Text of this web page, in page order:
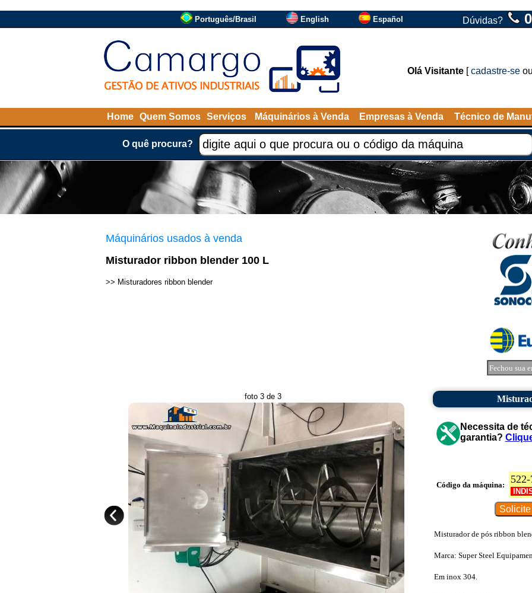
Português/Brasil English Español Dúvidas?
Olá Visitante [cadastre-se ou
Home Quem Somos Serviços Máquinários à Venda Empresas à Venda Técnico de
O quê procura?
Máquinários usados à venda
Misturador ribbon blender 100 L
>> Misturadores ribbon blender
Fechou sua
foto 3 de 3
Necessita de
garantia?
Código da máquina:
Misturador de pós ribbon
Marca: Super Steel
Em inox 304.